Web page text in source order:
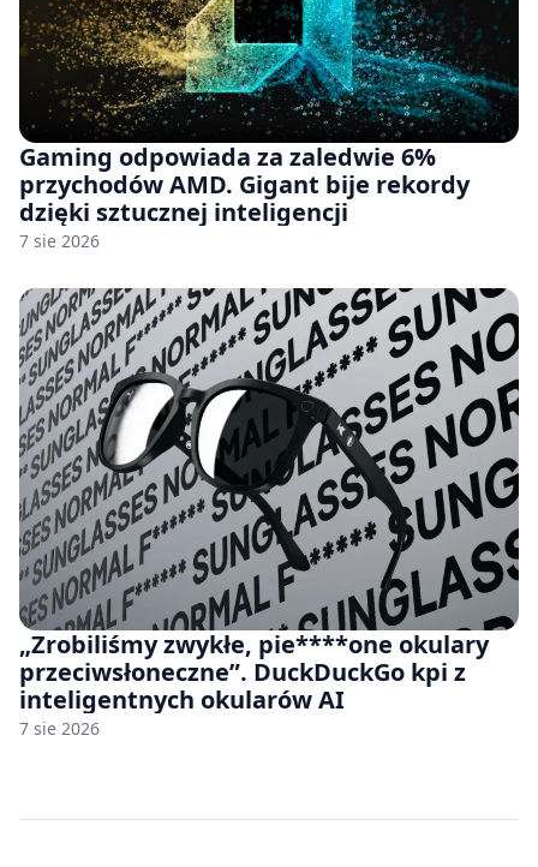
Gaming odpowiada za zaledwie 6%
przychodów AMD. Gigant bije rekordy
dzięki sztucznej inteligencji
7 sie 2026
„Zrobiliśmy zwykłe, pie****one okulary
przeciwsłoneczne”. DuckDuckGo kpi z
inteligentnych okularów AI
7 sie 2026